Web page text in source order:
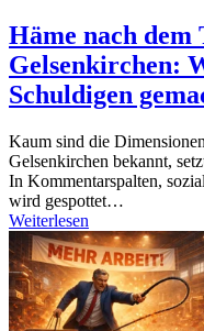
Häme nach dem
Gelsenkirchen:
Schuldigen
Kaum sind die
Gelsenkirchen bekannt,
In Kommentarspalten,
wird gespottet…
Weiterlesen